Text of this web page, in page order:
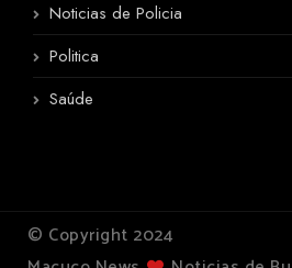
Noticias de Policia
Politica
Saúde
© Copyright 2024